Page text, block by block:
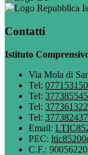
Contatti
Istituto
Via Mola di
Tel:
Tel:
Tel:
Tel:
Email:
PEC:
C.F.: